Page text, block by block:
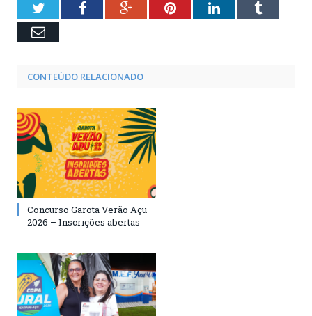
TwitterFacebookGoogle+PinterestLinkedInTumblr
Email
CONTEÚDO RELACIONADO
Concurso Garota Verão Açu
2026 – Inscrições abertas